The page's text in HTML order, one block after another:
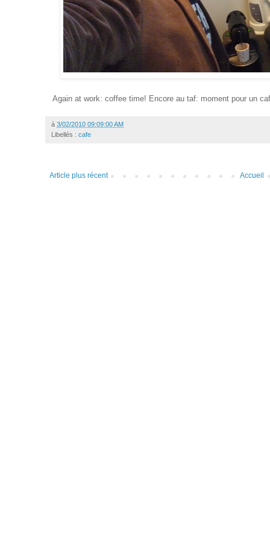
Again at work: coffee time! Encore au taf: moment pour un
à 3/02/2010 09:09:00 AM
Libellés : cafe
Article plus récent Accueil